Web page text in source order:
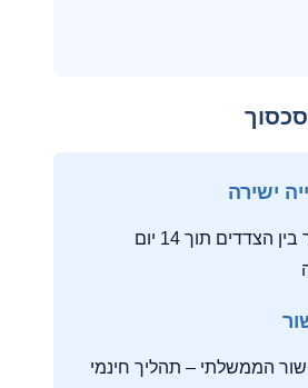
ניסיון פתרון ישיר בין הצדדים תוך 14 יום
הממשלתי – תהליך חינמי